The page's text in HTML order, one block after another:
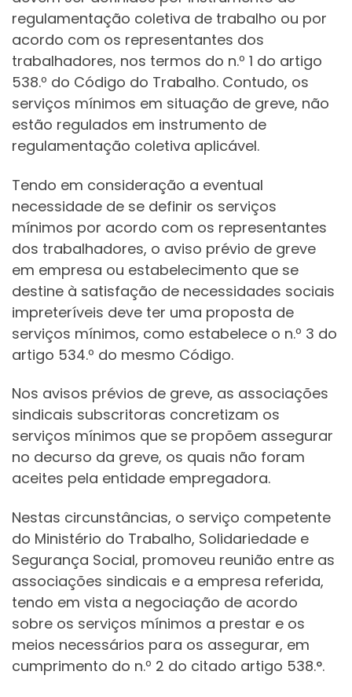
regulamentação coletiva de trabalho ou por
acordo com os representantes dos
trabalhadores, nos termos do n.º 1 do artigo
538.º do Código do Trabalho. Contudo, os
serviços mínimos em situação de greve, não
estão regulados em instrumento de
regulamentação coletiva aplicável.
Tendo em consideração a eventual
necessidade de se definir os serviços
mínimos por acordo com os representantes
dos trabalhadores, o aviso prévio de greve
em empresa ou estabelecimento que se
destine à satisfação de necessidades sociais
impreteríveis deve ter uma proposta de
serviços mínimos, como estabelece o n.º 3 do
artigo 534.º do mesmo Código.
Nos avisos prévios de greve, as associações
sindicais subscritoras concretizam os
serviços mínimos que se propõem assegurar
no decurso da greve, os quais não foram
aceites pela entidade empregadora.
Nestas circunstâncias, o serviço competente
do Ministério do Trabalho, Solidariedade e
Segurança Social, promoveu reunião entre as
associações sindicais e a empresa referida,
tendo em vista a negociação de acordo
sobre os serviços mínimos a prestar e os
meios necessários para os assegurar, em
cumprimento do n.º 2 do citado artigo 538.°.